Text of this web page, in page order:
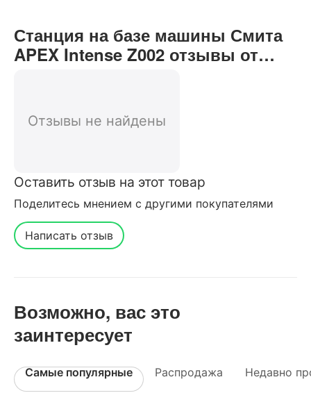
Станция на базе машины Смита
APEX Intense Z002 отзывы от
Отзывы не найдены
Оставить отзыв на этот товар
Поделитесь мнением с другими покупателями
Написать отзыв
Возможно, вас это
заинтересует
Самые популярные Распродажа Недавно